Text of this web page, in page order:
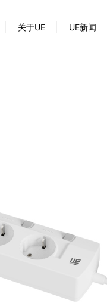
关于UE UE新闻